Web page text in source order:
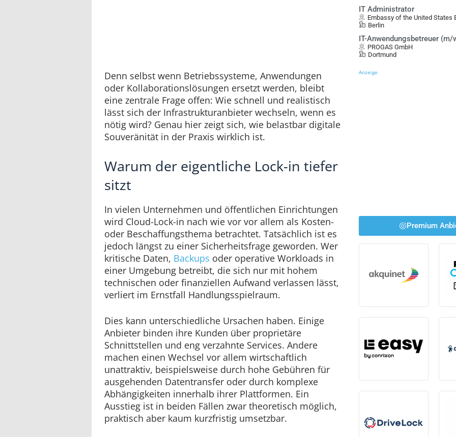
Denn selbst wenn Betriebssysteme, Anwendungen
oder Kollaborationslösungen ersetzt werden, bleibt
eine zentrale Frage offen: Wie schnell und realistisch
lässt sich der Infrastrukturanbieter wechseln, wenn es
nötig wird? Genau hier zeigt sich, wie belastbar digitale
Souveränität in der Praxis wirklich ist.
Warum der eigentliche Lock-in tiefer
sitzt
In vielen Unternehmen und öffentlichen Einrichtungen
wird Cloud-Lock-in nach wie vor vor allem als Kosten-
oder Beschaffungsthema betrachtet. Tatsächlich ist es
jedoch längst zu einer Sicherheitsfrage geworden. Wer
kritische Daten, Backups oder operative Workloads in
einer Umgebung betreibt, die sich nur mit hohem
technischen oder finanziellen Aufwand verlassen lässt,
verliert im Ernstfall Handlungsspielraum.
Dies kann unterschiedliche Ursachen haben. Einige
Anbieter binden ihre Kunden über proprietäre
Schnittstellen und eng verzahnte Services. Andere
machen einen Wechsel vor allem wirtschaftlich
unattraktiv, beispielsweise durch hohe Gebühren für
ausgehenden Datentransfer oder durch komplexe
Abhängigkeiten innerhalb ihrer Plattformen. Ein
Ausstieg ist in beiden Fällen zwar theoretisch möglich,
praktisch aber kaum kurzfristig umsetzbar.
IT Administrator
Embassy of the United States
Berlin
IT-Anwendungsbetreuer (m/
PROGAS GmbH
Dortmund
Anzeige
Premium